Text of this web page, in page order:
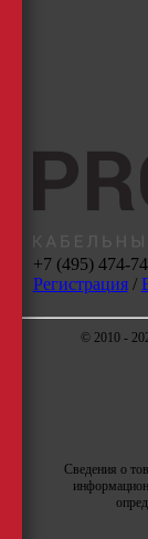
+7 (495) 474-
Регистрация/
© 2010 -
Сведения о